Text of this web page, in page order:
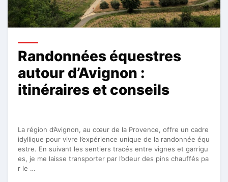
Randonnées équestres
autour d’Avignon :
itinéraires et conseils
La région d’Avignon, au cœur de la Provence, offre un cadre
idyllique pour vivre l’expérience unique de la randonnée équ
estre. En suivant les sentiers tracés entre vignes et garrigu
es, je me laisse transporter par l’odeur des pins chauffés pa
r le …